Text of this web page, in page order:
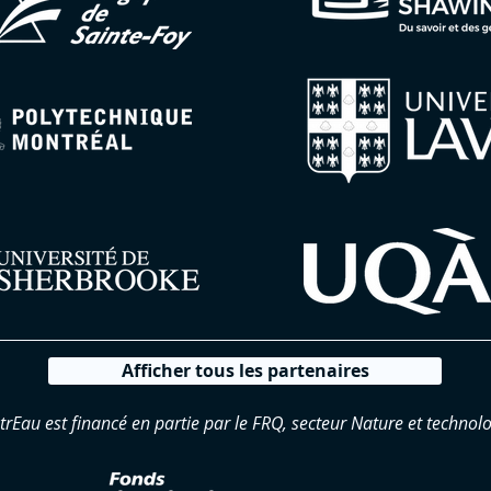
Afficher tous les partenaires
est financé en partie par le FRQ, secteur Nature et